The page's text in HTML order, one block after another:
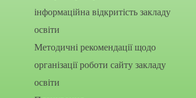
інформаційна відкритість закладу
освіти
Методичні рекомендації щодо
організації роботи сайту закладу
освіти